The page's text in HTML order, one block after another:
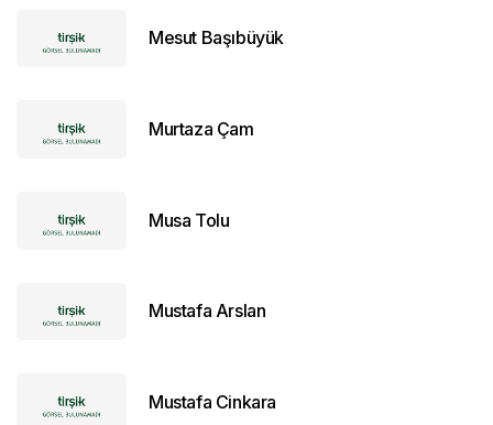
Mesut Başıbüyük
Murtaza Çam
Musa Tolu
Mustafa Arslan
Mustafa Cinkara